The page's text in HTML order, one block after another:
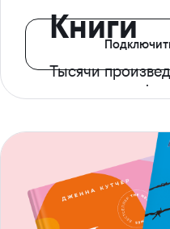
Книги
Тысячи
с доступом